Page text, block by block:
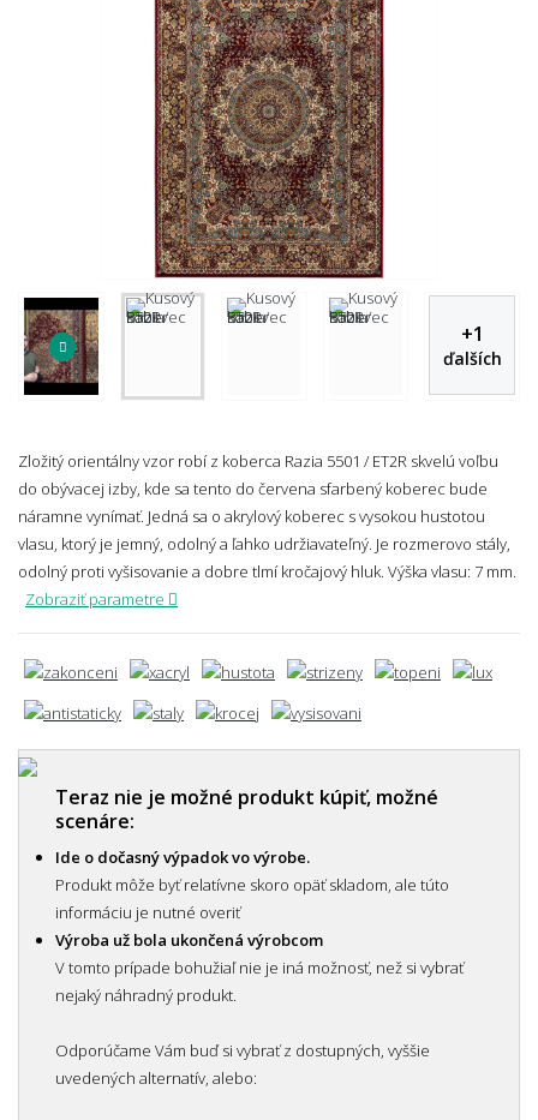
+1
ďalších
Zložitý orientálny vzor robí z koberca Razia 5501 / ET2R skvelú voľbu
do obývacej izby, kde sa tento do červena sfarbený koberec bude
náramne vynímať. Jedná sa o akrylový koberec s vysokou hustotou
vlasu, ktorý je jemný, odolný a ľahko udržiavateľný. Je rozmerovo stály,
odolný proti vyšisovanie a dobre tlmí kročajový hluk. Výška vlasu: 7 mm.
Zobraziť parametre
Teraz nie je možné produkt kúpiť, možné
scenáre:
Ide o dočasný výpadok vo výrobe.
Produkt môže byť relatívne skoro opäť skladom, ale túto
informáciu je nutné overiť
Výroba už bola ukončená výrobcom
V tomto prípade bohužiaľ nie je iná možnosť, než si vybrať
nejaký náhradný produkt.
Odporúčame Vám buď si vybrať z dostupných, vyššie
uvedených alternatív, alebo: